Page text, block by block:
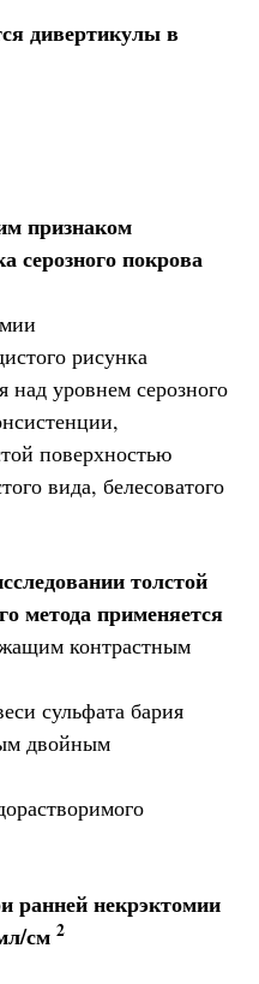
дивертикулы в
признаком
серозного покрова
рисунка
уровнем серозного
поверхностью
вида, белесоватого
толстой
метода применяется
контрастным
сульфата бария
двойным
ранней некрэктомии
см 2